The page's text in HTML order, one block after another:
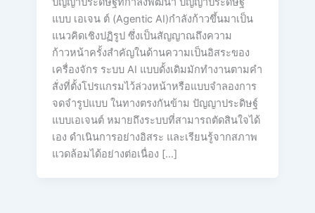
แบบ เอเจน ต์ (Agentic AI)กำลังก้าวขึ้นมาเป็น
แนวคิดเชิงปฏิรูป ซึ่งเป็นสัญญาณถึงความ
ก้าวหน้าครั้งสำคัญในด้านความเป็นอิสระของ
เครื่องจักร ระบบ AI แบบดั้งเดิมมักทำงานตามคำ
สั่งที่ตั้งโปรแกรมไว้ล่วงหน้าหรือแบบจำลองการ
จดจำรูปแบบ ในทางตรงกันข้าม ปัญญาประดิษฐ์
แบบเอเจนต์ หมายถึงระบบที่สามารถตัดสินใจได้
เอง ดำเนินการอย่างอิสระ และเรียนรู้จากสภาพ
แวดล้อมได้อย่างต่อเนื่อง […]